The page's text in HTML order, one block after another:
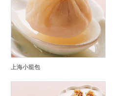
上海小籠包